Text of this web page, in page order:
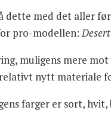
dette med det aller
pro-modellen:
muligens mere
nytt materiale
farger er sort,